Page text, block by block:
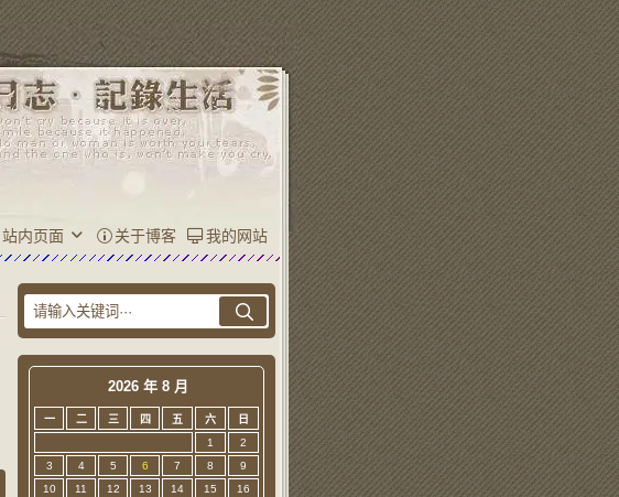
站内页面 关于博客 我的网站
2026 年 8 月
一 二 三 四 五 六
日
1
2
3
4 5 6 7 8
9
10
11 12 13 14 15
16